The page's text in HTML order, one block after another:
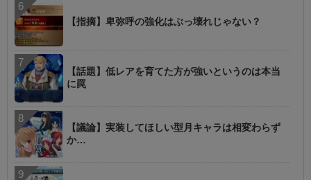
【指摘】卑弥呼の強化はぶっ壊れじゃない？
【話題】低レアを育てた方が強いというのは本当
に罠
【議論】実装してほしい型月キャラは相変わらず
か…